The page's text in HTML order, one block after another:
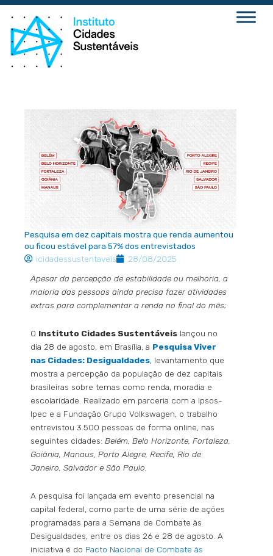
Ir
para
conteúdo
Pesquisa em dez capitais mostra que renda aumentou
ou ficou estável para 57% dos entrevistados
icidadessustentaveis
28/08/2025
Apesar da percepção de estabilidade ou melhoria, a
maioria das pessoas ainda precisa fazer atividades
extras para complementar a renda no final do mês;
O Instituto Cidades Sustentáveis lançou no
dia 28 de agosto, em Brasília, a Pesquisa Viver
nas Cidades: Desigualdades, levantamento que
mostra a percepção da população de dez capitais
brasileiras sobre temas como renda, moradia e
escolaridade. Realizado em parceria com a Ipsos-
Ipec e a Fundação Grupo Volkswagen, o trabalho
entrevistou 3.500 pessoas de forma online, nas
seguintes cidades: Belém, Belo Horizonte, Fortaleza,
Goiânia, Manaus, Porto Alegre, Recife, Rio de
Janeiro, Salvador e São Paulo.
A pesquisa foi lançada em evento presencial na
capital federal, como parte de uma série de ações
programadas para a Semana de Combate às
Desigualdades, entre os dias 26 e 28 de agosto. A
iniciativa é do Pacto Nacional de Combate às